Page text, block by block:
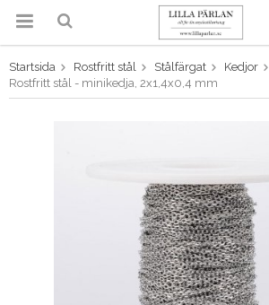
Produkten har blivit tillagd i
varukorgen
Startsida Rostfritt stål Stålfärgat
Kedjor
Rostfritt stål - minikedja, 2x1,4x0,4 mm